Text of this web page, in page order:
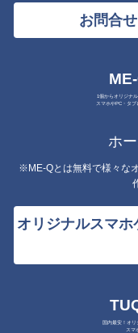
お問合
1個からオリジナ
スマホやPC・タブ
ホ
※ME-Qとは無料で様々な
オリジナルスマ
国内最安！オリ
スマ